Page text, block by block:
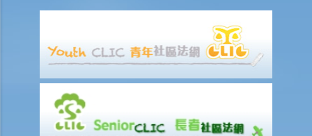
6. 如果买方有意购入的单位是负资产（售价未能完全抵销未清还的按揭
贷款），买方可如何减低风险？
8. 在签订临时买卖合约后，买方可否将物业转卖给他人（俗称「摸货」
9. 买家可否在签订临时或正式买卖合约后拒绝完成购买凶宅？